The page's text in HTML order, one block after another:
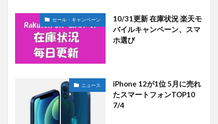
セール・キャンペーン
10/31更新 在庫状況 楽天モ
バイルキャンペーン、スマ
ホ選び
ニュース
iPhone 12が1位 5月に売れ
たスマートフォンTOP10
7/4